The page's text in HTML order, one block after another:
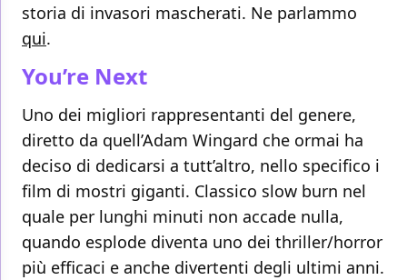
storia di invasori mascherati. Ne parlammo
qui.
You’re Next
Uno dei migliori rappresentanti del genere,
diretto da quell’Adam Wingard che ormai ha
deciso di dedicarsi a tutt’altro, nello specifico i
film di mostri giganti. Classico slow burn nel
quale per lunghi minuti non accade nulla,
quando esplode diventa uno dei thriller/horror
più efficaci e anche divertenti degli ultimi anni.